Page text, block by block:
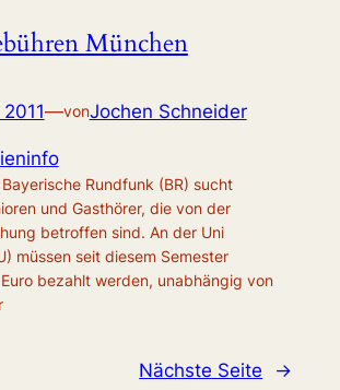
München
—vonJochen Schneider
Rundfunk (BR) sucht
und Gasthörer, die von der
betroffen sind. An der Uni
müssen seit diesem Semester
bezahlt werden, unabhängig von
Nächste Seite →